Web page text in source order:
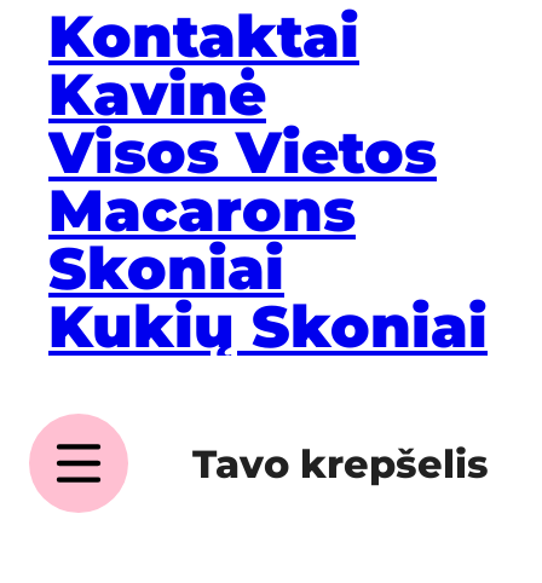
Kontaktai
Kavinė
Visos Vietos
Macarons
Skoniai
Kukių Skoniai
Tavo krepšelis